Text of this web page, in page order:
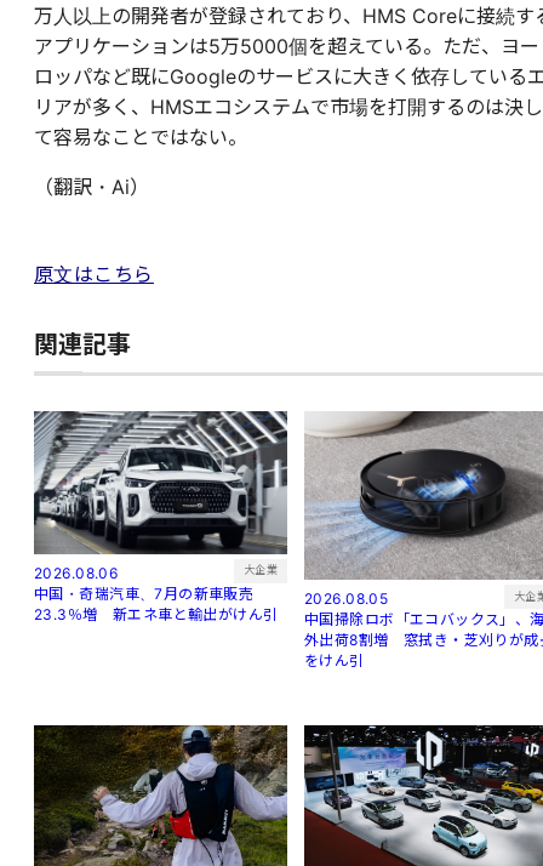
万人以上の開発者が登録されており、HMS Coreに接続す
アプリケーションは5万5000個を超えている。ただ、ヨー
ロッパなど既にGoogleのサービスに大きく依存している
リアが多く、HMSエコシステムで市場を打開するのは決し
て容易なことではない。
（翻訳・Ai）
原文はこちら
関連記事
2026.08.06 大企業
中国・奇瑞汽車、7月の新車販売
23.3％増 新エネ車と輸出がけん引
2026.08.05 大企
中国掃除ロボ「エコバックス」、
外出荷8割増 窓拭き・芝刈りが成
をけん引